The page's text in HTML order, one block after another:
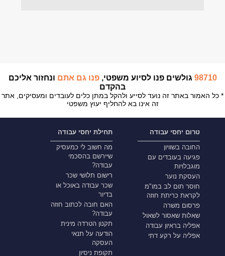
98710 גולשים פנו לסיוע משפטי,פנו גם אתם ונחזור אליכם
בהקדם
* כל האמור באתר זה נועד לסייע ולהקל במתן כלים לעובדים ומעסיקים, אתר
זה אינו בא להחליף יעוץ משפטי
טרום יחסי עבודה
החובה בשוויון
פגיעה בעובדים עם
מוגבלויות
העסקת נוער
חוסר תום לב במו"מ
לקראת כריתת חוזה
פרסום משרה
שאלות שאסור לשאול
אפליה בראיון עבודה
אפליה על רקע דתי
תחילת יחסי עבודה
מה חשוב לי כמעסיק
שיירשם בהסכמי
עבודה?
רישום תלושי שכר
שכר עבודה באוכל או
בדיור
האם חובה לכתוב חוזה
עבודה?
תקנון הטרדה מינית
הודעה על תנאי
העסקה
תקופת ניסיון